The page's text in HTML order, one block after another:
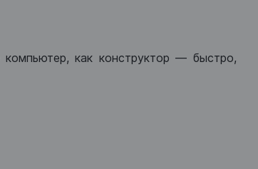
компьютер, как конструктор — быстро,